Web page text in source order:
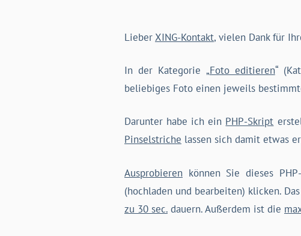
LieberXING-Kontakt, vielen Dank für
In der Kategorie „Foto editieren“
beliebiges Foto einen jeweils
Darunter habe ich ein PHP-Skript
Pinselstriche lassen sich damit etwas
Ausprobieren können Sie dieses
(hochladen und bearbeiten) klicken.
zu 30 sec. dauern. Außerdem ist die